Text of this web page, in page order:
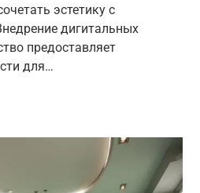
эстетику с
дигитальных
предоставляет
для…